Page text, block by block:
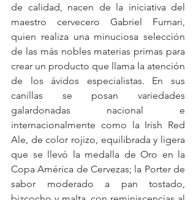
de calidad, nacen de la iniciativa del
maestro cervecero Gabriel Furnari,
quien realiza una minuciosa selección
de las más nobles materias primas para
crear un producto que llama la atención
de los ávidos especialistas. En sus
canillas se posan variedades
galardonadas nacional e
internacionalmente como la Irish Red
Ale, de color rojizo, equilibrada y ligera
que se llevó la medalla de Oro en la
Copa América de Cervezas; la Porter de
sabor moderado a pan tostado,